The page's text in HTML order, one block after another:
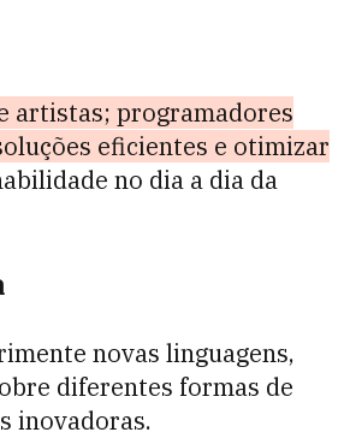
artistas; programadores
eficientes e otimizar
no dia a dia da
novas linguagens,
diferentes formas de
inovadoras.